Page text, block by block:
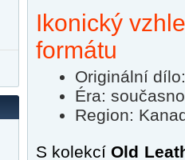
Ikonický
formátu
Originální
Éra:
Region:
S kolekcí Old